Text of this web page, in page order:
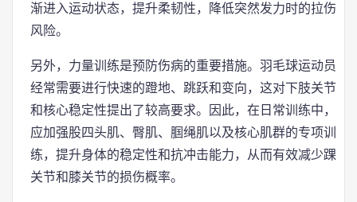
渐进入运动状态，提升柔韧性，降低突然发力时的拉伤
风险。
另外，力量训练是预防伤病的重要措施。羽毛球运动员
经常需要进行快速的蹬地、跳跃和变向，这对下肢关节
和核心稳定性提出了较高要求。因此，在日常训练中，
应加强股四头肌、臀肌、腘绳肌以及核心肌群的专项训
练，提升身体的稳定性和抗冲击能力，从而有效减少踝
关节和膝关节的损伤概率。